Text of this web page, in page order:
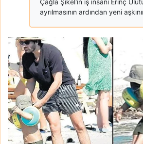
Çağla Şikel'in iş insanı Erinç
ayrılmasının ardından yeni